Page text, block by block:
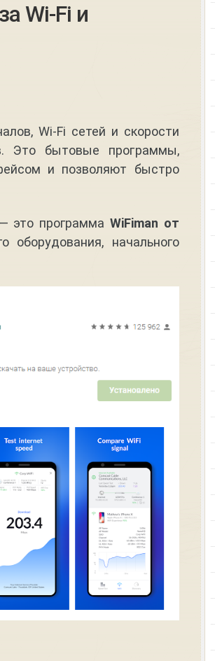
Wi-Fi и
Wi-Fi сетей и скорости
Это бытовые программы,
и позволяют быстро
это программа WiFiman от
оборудования, начального